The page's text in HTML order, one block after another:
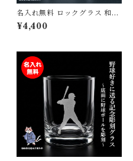
名入れ無料 ロックグラス 和風
猫 和柄 お酒 焼酎 ウィスキー
酒器 父の日 敬老の日 母の日
¥4,400